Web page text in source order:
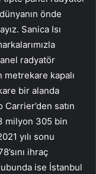
önde
Sanica Isı
radyatör
kapalı
bir alanda
satın
3 milyon 305 bin
yılı sonu
ihraç
ise İstanbul